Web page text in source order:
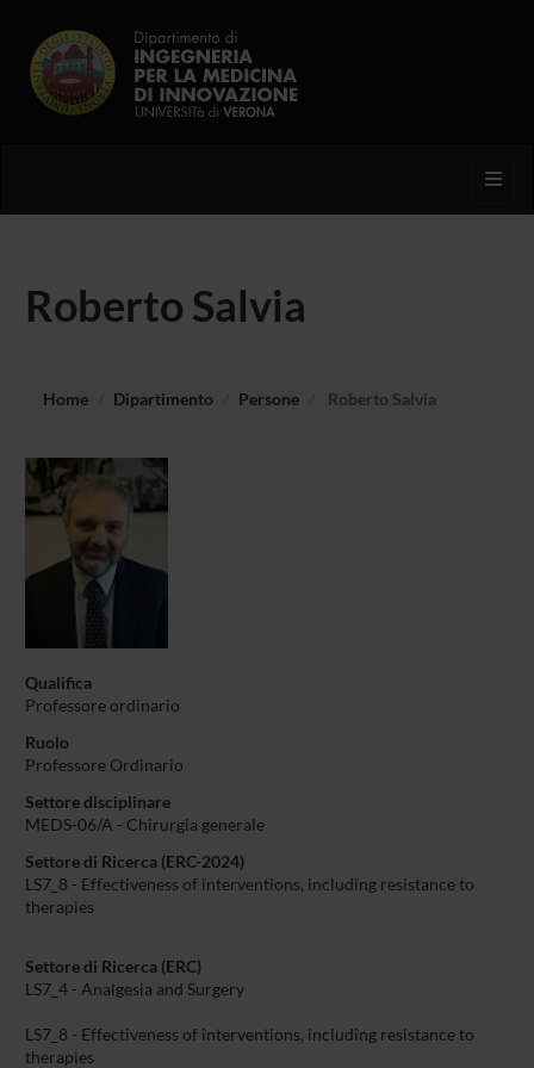
Roberto Salvia
Home Dipartimento Persone Roberto Salvia
Qualifica
Professore ordinario
Ruolo
Professore Ordinario
Settore disciplinare
MEDS-06/A - Chirurgia generale
Settore di Ricerca (ERC-2024)
LS7_8 - Effectiveness of interventions, including resistance to
therapies
Settore di Ricerca (ERC)
LS7_4 - Analgesia and Surgery
LS7_8 - Effectiveness of interventions, including resistance to
therapies